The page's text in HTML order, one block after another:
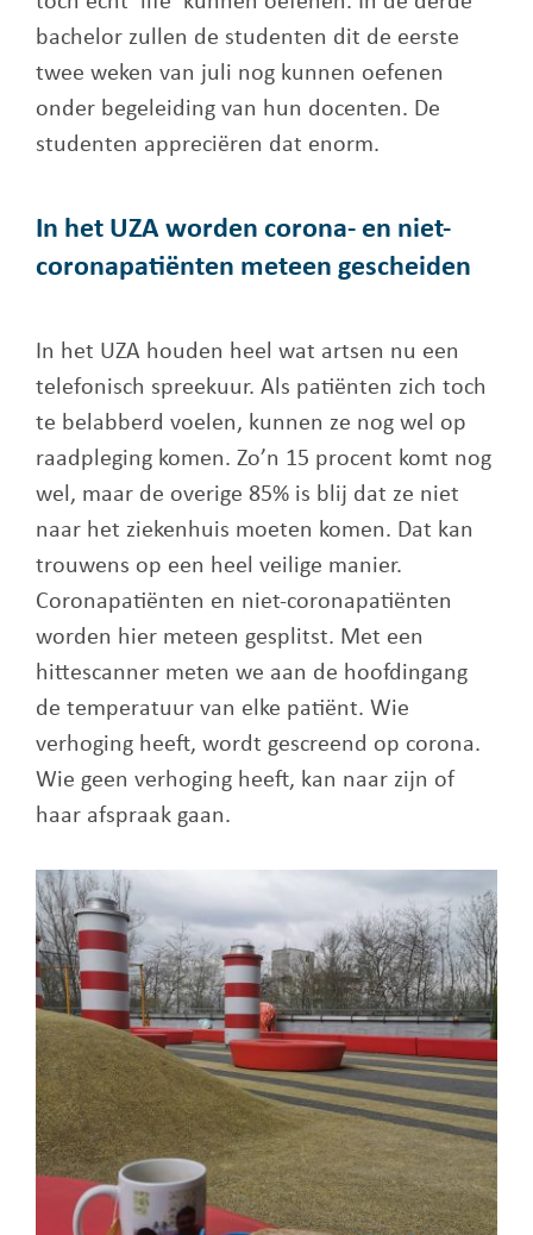
bachelor zullen de studenten dit de eerste
twee weken van juli nog kunnen oefenen
onder begeleiding van hun docenten. De
studenten appreciëren dat enorm.
In het UZA worden corona- en niet-
coronapatiënten meteen gescheiden
In het UZA houden heel wat artsen nu een
telefonisch spreekuur. Als patiënten zich toch
te belabberd voelen, kunnen ze nog wel op
raadpleging komen. Zo’n 15 procent komt nog
wel, maar de overige 85% is blij dat ze niet
naar het ziekenhuis moeten komen. Dat kan
trouwens op een heel veilige manier.
Coronapatiënten en niet-coronapatiënten
worden hier meteen gesplitst. Met een
hittescanner meten we aan de hoofdingang
de temperatuur van elke patiënt. Wie
verhoging heeft, wordt gescreend op corona.
Wie geen verhoging heeft, kan naar zijn of
haar afspraak gaan.